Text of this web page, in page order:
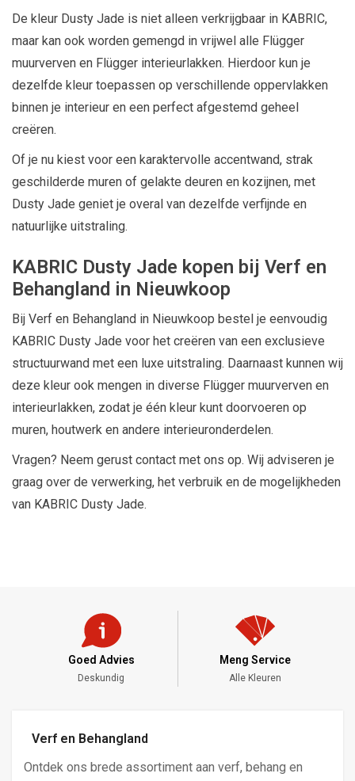
De kleur Dusty Jade is niet alleen verkrijgbaar in KABRIC,
maar kan ook worden gemengd in vrijwel alle Flügger
muurverven en Flügger interieurlakken. Hierdoor kun je
dezelfde kleur toepassen op verschillende oppervlakken
binnen je interieur en een perfect afgestemd geheel
creëren.
Of je nu kiest voor een karaktervolle accentwand, strak
geschilderde muren of gelakte deuren en kozijnen, met
Dusty Jade geniet je overal van dezelfde verfijnde en
natuurlijke uitstraling.
KABRIC Dusty Jade kopen bij Verf en
Behangland in Nieuwkoop
Bij Verf en Behangland in Nieuwkoop bestel je eenvoudig
KABRIC Dusty Jade voor het creëren van een exclusieve
structuurwand met een luxe uitstraling. Daarnaast kunnen wij
deze kleur ook mengen in diverse Flügger muurverven en
interieurlakken, zodat je één kleur kunt doorvoeren op
muren, houtwerk en andere interieuronderdelen.
Vragen? Neem gerust contact met ons op. Wij adviseren je
graag over de verwerking, het verbruik en de mogelijkheden
van KABRIC Dusty Jade.
Goed Advies
Deskundig
Meng Service
Alle Kleuren
Verf en Behangland
Ontdek ons brede assortiment aan verf, behang en